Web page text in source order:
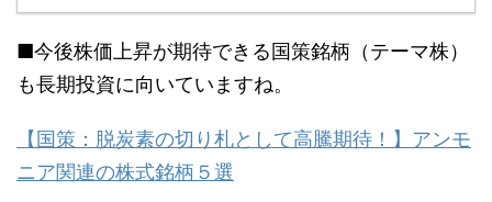
■今後株価上昇が期待できる国策銘柄（テーマ株）
も長期投資に向いていますね。
【国策：脱炭素の切り札として高騰期待！】アンモ
ニア関連の株式銘柄５選